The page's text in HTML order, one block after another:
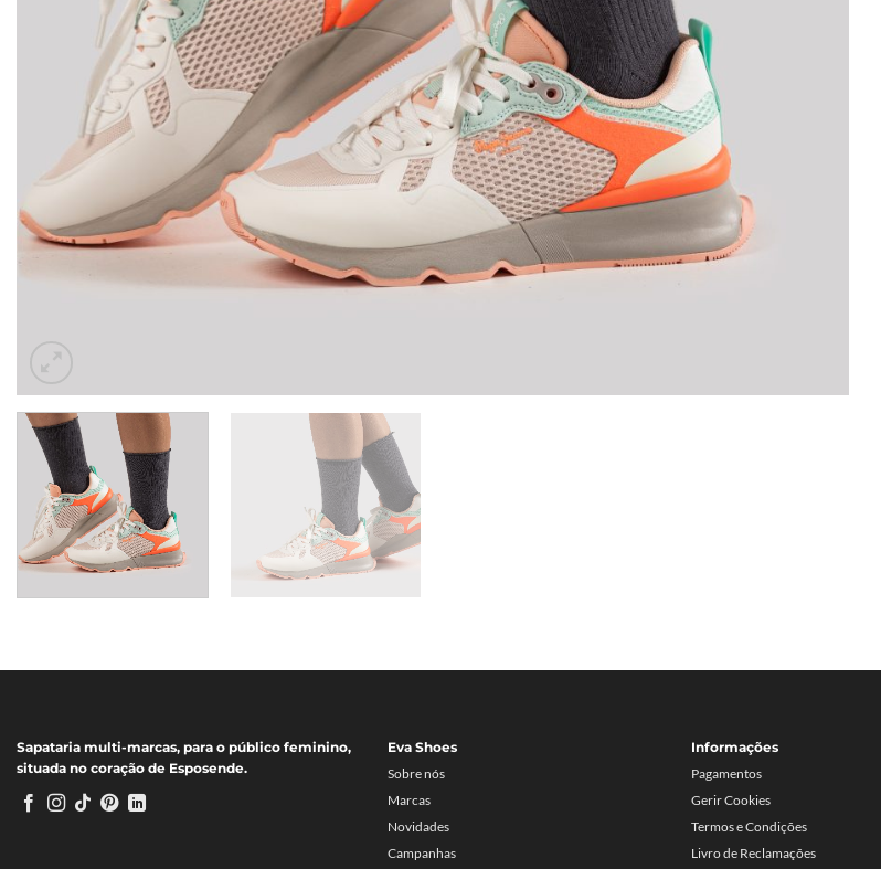
Sapataria multi-marcas, para o público feminino,
situada no coração de Esposende.
Eva Shoes
Sobre nós
Marcas
Novidades
Campanhas
Informações
Pagamentos
Gerir Cookies
Termos e Condições
Livro de Reclamações